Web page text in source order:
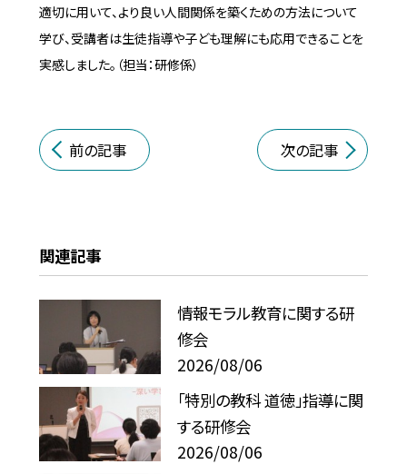
適切に用いて、より良い人間関係を築くための方法について
学び、受講者は生徒指導や子ども理解にも応用できることを
実感しました。（担当：研修係）
前の記事 次の記事
関連記事
情報モラル教育に関する研
修会
2026/08/06
「特別の教科 道徳」指導に関
する研修会
2026/08/06